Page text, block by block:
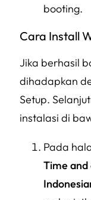
booting.
Cara Install
Jika berhasil
dihadapkan
Setup.
instalasi di
Pada
Time